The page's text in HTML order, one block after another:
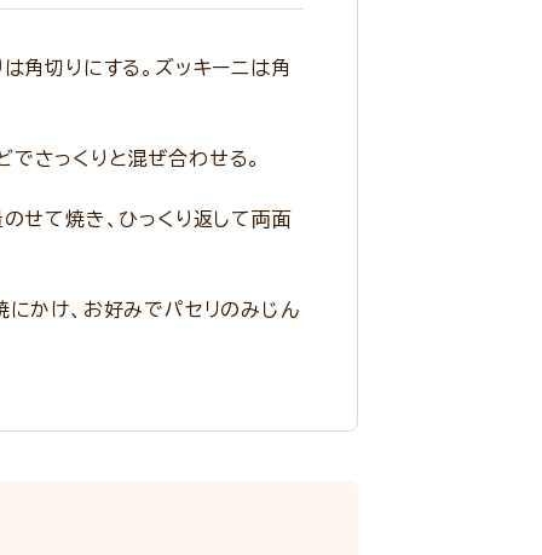
角切りにする。ズッキーニは角
さっくりと混ぜ合わせる。
せて焼き、ひっくり返して両面
かけ、お好みでパセリのみじん